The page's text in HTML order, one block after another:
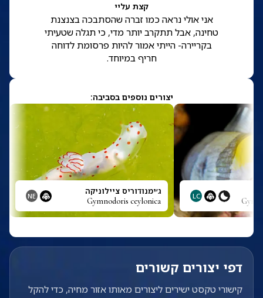
קצת עליי
אני אולי נראה כמו זברה שהסתבכה בצנצנת
טחינה, אבל תתקרב יותר מדי, כי תגלה שטעיתי
בקריירה- הייתי אמור להיות פרסומת לדוחה
חריף במיוחד.
יצורים נוספים בסביבה:
LC ג׳ימנודוריס ציילוניקה
Gymnodoris ceylonica
NE
דפי יצורים קשורים
קישורי טקסט ישירים ליצורים מאותו אזור מחיה, כדי להקל